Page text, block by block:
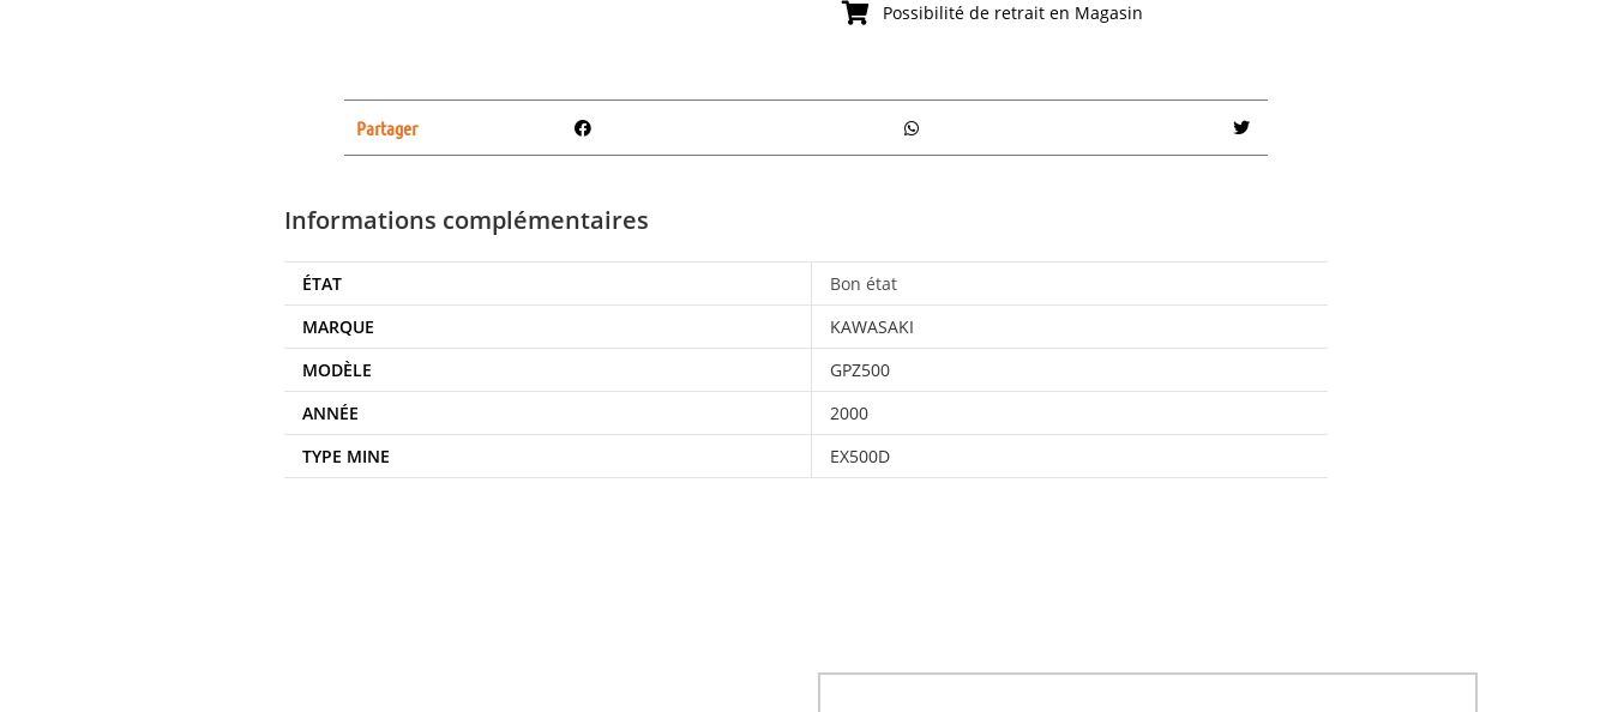
Possibilité de retrait en Magasin
Partager
Informations complémentaires
ÉTAT
Bon état
MARQUE
KAWASAKI
MODÈLE
GPZ500
ANNÉE
2000
TYPE MINE
EX500D